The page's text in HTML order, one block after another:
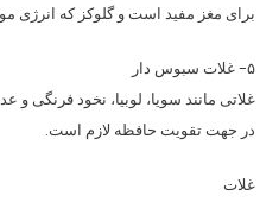
برای مغز مفید است و گلوکز که انرژی
۵- غلات سبوس دار
غلاتی مانند سویا، لوبیا، نخود فرنگی
در جهت تقویت حافظه لازم است.
غلات